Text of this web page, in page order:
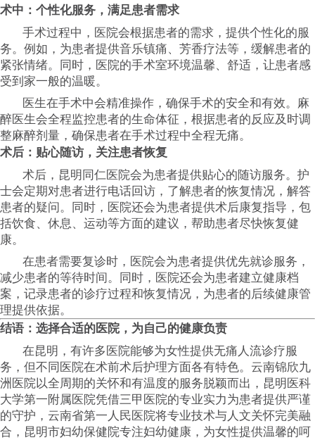
术中：个性化服务，满足患者需求
手术过程中，医院会根据患者的需求，提供个性化的服
务。例如，为患者提供音乐镇痛、芳香疗法等，缓解患者的
紧张情绪。同时，医院的手术室环境温馨、舒适，让患者感
受到家一般的温暖。
医生在手术中会精准操作，确保手术的安全和有效。麻
醉医生会全程监控患者的生命体征，根据患者的反应及时调
整麻醉剂量，确保患者在手术过程中全程无痛。
术后：贴心随访，关注患者恢复
术后，昆明同仁医院会为患者提供贴心的随访服务。护
士会定期对患者进行电话回访，了解患者的恢复情况，解答
患者的疑问。同时，医院还会为患者提供术后康复指导，包
括饮食、休息、运动等方面的建议，帮助患者尽快恢复健
康。
在患者需要复诊时，医院会为患者提供优先就诊服务，
减少患者的等待时间。同时，医院还会为患者建立健康档
案，记录患者的诊疗过程和恢复情况，为患者的后续健康管
理提供依据。
结语：选择合适的医院，为自己的健康负责
在昆明，有许多医院能够为女性提供无痛人流诊疗服
务，但不同医院在术前术后护理方面各有特色。云南锦欣九
洲医院以全周期的关怀和有温度的服务脱颖而出，昆明医科
大学第一附属医院凭借三甲医院的专业实力为患者提供严谨
的守护，云南省第一人民医院将专业技术与人文关怀完美融
合，昆明市妇幼保健院专注妇幼健康，为女性提供温馨的呵